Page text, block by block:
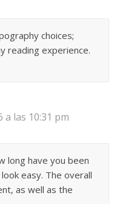
choices;
reading experience.
a las 10:31 pm
long have you been
easy. The overall
as well as the